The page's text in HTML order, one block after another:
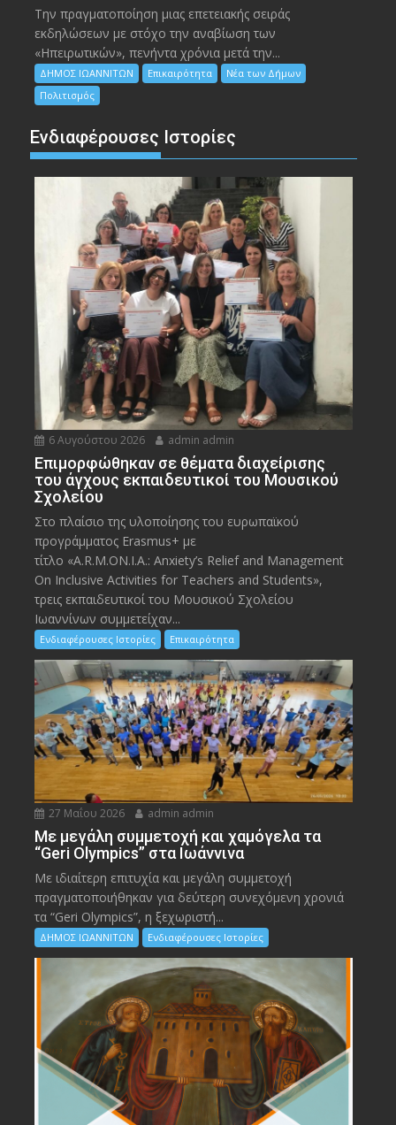
Την πραγματοποίηση μιας επετειακής σειράς
εκδηλώσεων με στόχο την αναβίωση των
«Ηπειρωτικών», πενήντα χρόνια μετά την...
ΔΗΜΟΣ ΙΩΑΝΝΙΤΩΝ Επικαιρότητα
Νέα των Δήμων
Πολιτισμός
Ενδιαφέρουσες Ιστορίες
6 Αυγούστου 2026 admin admin
Eπιμορφώθηκαν σε θέματα διαχείρισης
του άγχους εκπαιδευτικοί του Μουσικού
Σχολείου
Στο πλαίσιο της υλοποίησης του ευρωπαϊκού
προγράμματος Erasmus+ με
τίτλο «A.R.M.ON.I.A.: Anxiety’s Relief and Management
On Inclusive Activities for Teachers and Students»,
τρεις εκπαιδευτικοί του Μουσικού Σχολείου
Ιωαννίνων συμμετείχαν...
Ενδιαφέρουσες Ιστορίες Επικαιρότητα
27 Μαΐου 2026 admin admin
Με μεγάλη συμμετοχή και χαμόγελα τα
“Geri Olympics” στα Ιωάννινα
Με ιδιαίτερη επιτυχία και μεγάλη συμμετοχή
πραγματοποιήθηκαν για δεύτερη συνεχόμενη χρονιά
τα “Geri Olympics”, η ξεχωριστή...
ΔΗΜΟΣ ΙΩΑΝΝΙΤΩΝ Ενδιαφέρουσες Ιστορίες